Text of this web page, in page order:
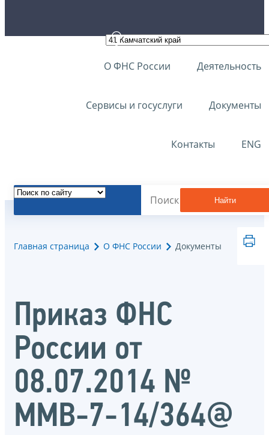
О ФНС России Деятельность
Сервисы и госуслуги Документы
Контакты ENG
Найти
Главная страница О ФНС России Документы
Приказ ФНС
России от
08.07.2014 №
ММВ-7-14/364@